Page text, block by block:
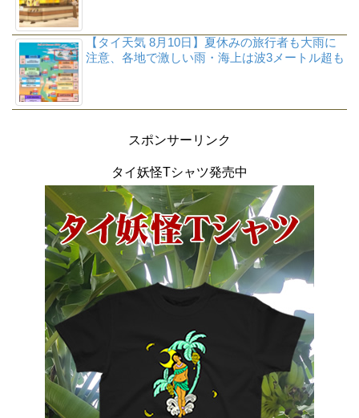
【タイ天気 8月10日】夏休みの旅行者も大雨に
注意、各地で激しい雨・海上は波3メートル超も
スポンサーリンク
タイ妖怪Tシャツ発売中